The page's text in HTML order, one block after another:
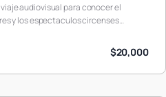
audiovisual para conocer el
y los espectaculos circenses…
$20,000